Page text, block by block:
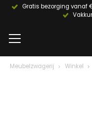
Gratis bezorging vanaf
Meubelzwagerij Winkel